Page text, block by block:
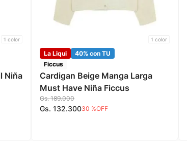
1 color
Niña
1 color
La Liqui
40% con TU
Ficcus
Cardigan Beige Manga Larga
Must Have Niña Ficcus
Gs. 189.000
Gs. 132.30030 %OFF